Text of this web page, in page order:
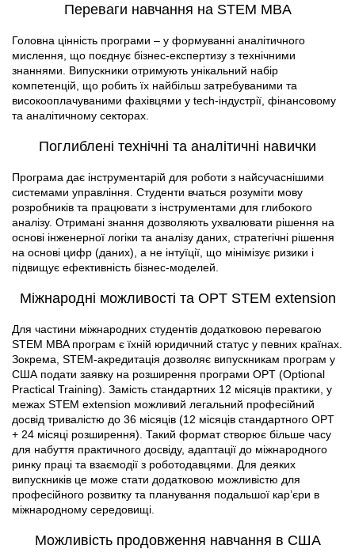
Переваги навчання на STEM MBA
Головна цінність програми – у формуванні аналітичного
мислення, що поєднує бізнес-експертизу з технічними
знаннями. Випускники отримують унікальний набір
компетенцій, що робить їх найбільш затребуваними та
високооплачуваними фахівцями у tech-індустрії, фінансовому
та аналітичному секторах.
Поглиблені технічні та аналітичні навички
Програма дає інструментарій для роботи з найсучаснішими
системами управління. Студенти вчаться розуміти мову
розробників та працювати з інструментами для глибокого
аналізу. Отримані знання дозволяють ухвалювати рішення на
основі інженерної логіки та аналізу даних, стратегічні рішення
на основі цифр (даних), а не інтуїції, що мінімізує ризики і
підвищує ефективність бізнес-моделей.
Міжнародні можливості та OPT STEM extension
Для частини міжнародних студентів додатковою перевагою
STEM MBA програм є їхній юридичний статус у певних країнах.
Зокрема, STEM-акредитація дозволяє випускникам програм у
США подати заявку на розширення програми OPT (Optional
Practical Training). Замість стандартних 12 місяців практики, у
межах STEM extension можливий легальний професійний
досвід тривалістю до 36 місяців (12 місяців стандартного OPT
+ 24 місяці розширення). Такий формат створює більше часу
для набуття практичного досвіду, адаптації до міжнародного
ринку праці та взаємодії з роботодавцями. Для деяких
випускників це може стати додатковою можливістю для
професійного розвитку та планування подальшої кар’єри в
міжнародному середовищі.
Можливість продовження навчання в США